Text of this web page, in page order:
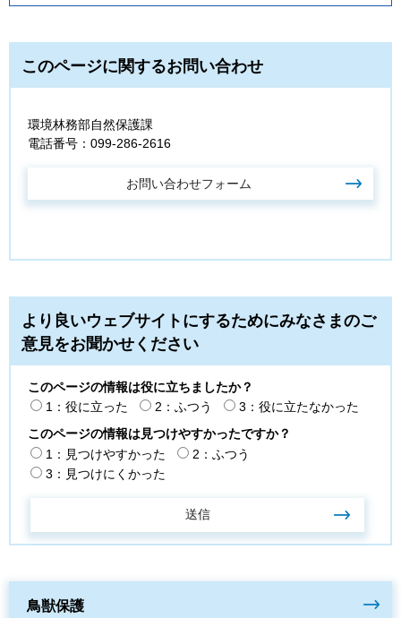
このページに関するお問い合わせ
環境林務部自然保護課
電話番号：099-286-2616
より良いウェブサイトにするためにみなさまのご
意見をお聞かせください
このページの情報は役に立ちましたか？
1：役に立った
2：ふつう
3：役に立たなかった
このページの情報は見つけやすかったですか？
1：見つけやすかった
2：ふつう
3：見つけにくかった
鳥獣保護